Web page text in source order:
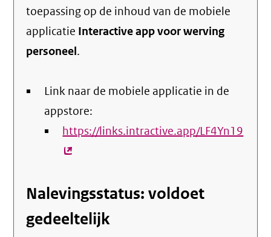
toepassing op de inhoud van de mobiele
applicatie Interactive app voor werving
personeel.
Link naar de mobiele applicatie in de
appstore:
https://links.intractive.app/LF4Yn19
Nalevingsstatus: voldoet
gedeeltelijk